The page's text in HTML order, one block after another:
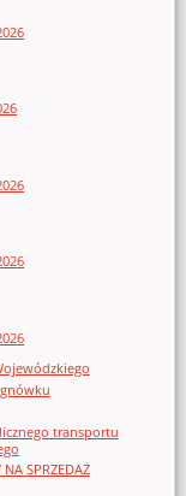
transportu
SPRZEDAŻ